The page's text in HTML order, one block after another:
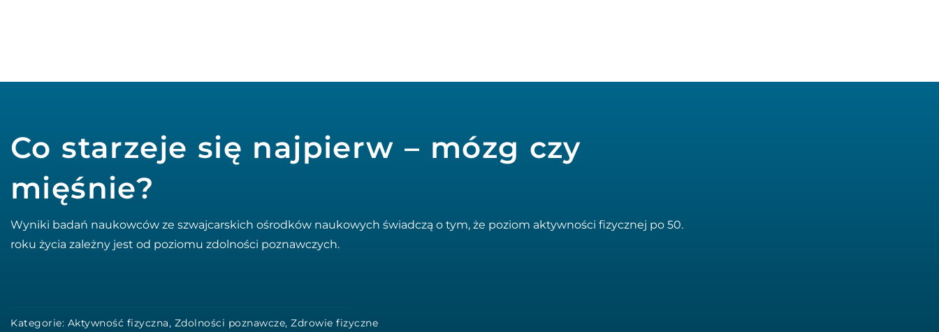
Co starzeje się najpierw – mózg czy
mięśnie?
Wyniki badań naukowców ze szwajcarskich ośrodków naukowych świadczą o tym, że poziom aktywności fizycznej po 50.
roku życia zależny jest od poziomu zdolności poznawczych.
Kategorie: Aktywność fizyczna, Zdolności poznawcze, Zdrowie fizyczne